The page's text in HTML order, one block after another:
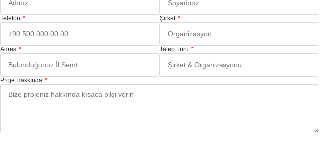
Telefon Şirket
Adres Talep Türü
Proje Hakkında